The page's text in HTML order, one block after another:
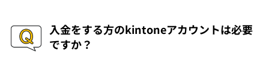
入金をする方のkintoneアカウントは必要
ですか？